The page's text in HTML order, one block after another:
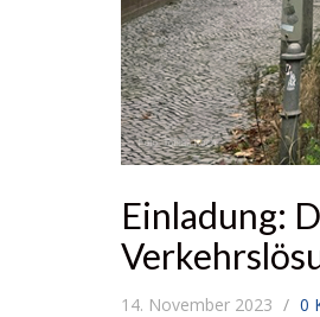
Einladung:
14. November 2023 0